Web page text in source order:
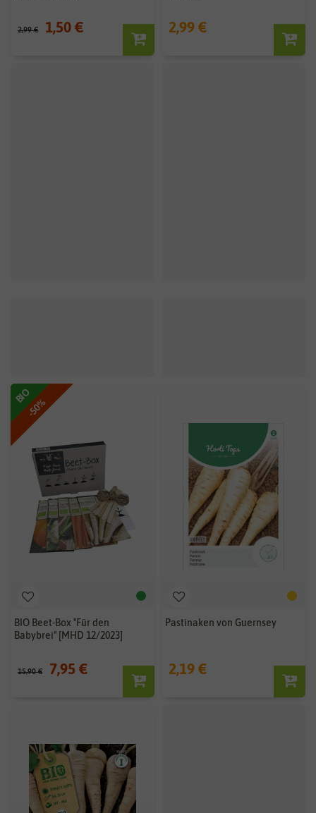
2,99 € 1,50 € 2,99 €
-50%
BIO
BIO Beet-Box "Für den
Babybrei" [MHD 12/2023]
15,90 € 7,95 €
Pastinaken von Guernsey
2,19 €